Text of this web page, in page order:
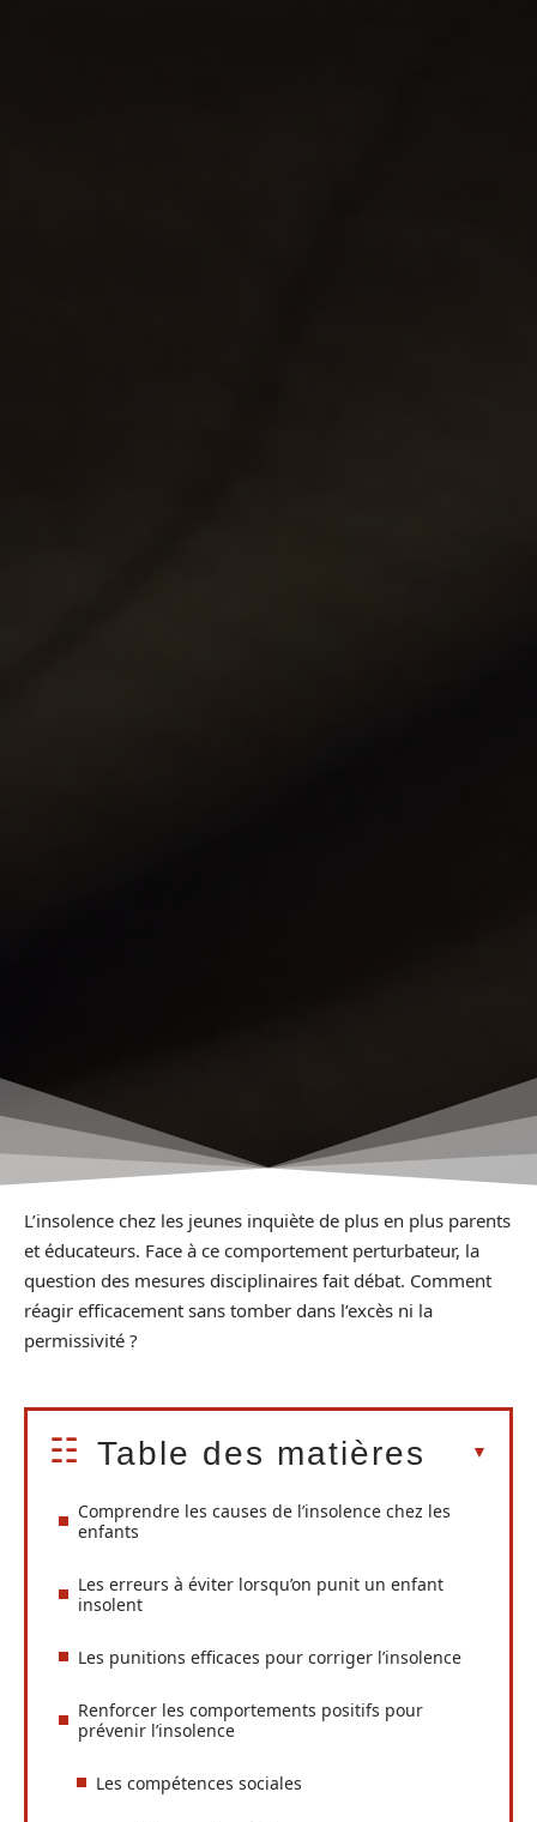
L’insolence chez les jeunes inquiète de plus en plus parents
et éducateurs. Face à ce comportement perturbateur, la
question des mesures disciplinaires fait débat. Comment
réagir efficacement sans tomber dans l’excès ni la
permissivité ?
Table des matières
Comprendre les causes de l’insolence chez les
enfants
Les erreurs à éviter lorsqu’on punit un enfant
insolent
Les punitions efficaces pour corriger l’insolence
Renforcer les comportements positifs pour
prévenir l’insolence
Les compétences sociales